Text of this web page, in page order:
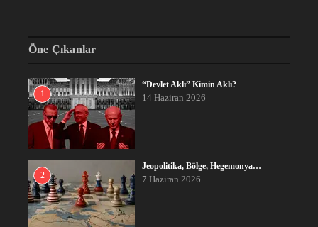
Öne Çıkanlar
1
“Devlet Aklı” Kimin Aklı?
14 Haziran 2026
2
Jeopolitika, Bölge, Hegemonya…
7 Haziran 2026